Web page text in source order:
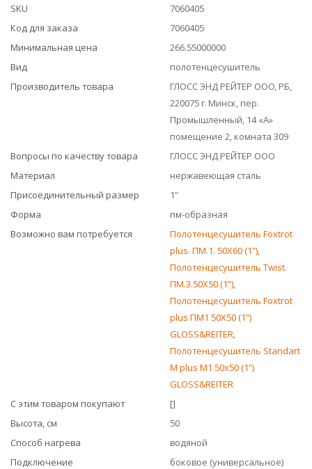
SKU
7060405
Код для заказа
7060405
Минимальная цена
266.55000000
Вид
полотенцесушитель
Производитель товара
ГЛОСС ЭНД РЕЙТЕР ООО, РБ,
220075 г. Минск, пер.
Промышленный, 14 «А»
помещение 2, комната 309
Вопросы по качеству товара
ГЛОСС ЭНД РЕЙТЕР ООО
Материал
нержавеющая сталь
Присоединительный размер
1"
Форма
пм-образная
Возможно вам потребуется
Полотенцесушитель Foxtrot
plus. ПМ.1. 50Х60 (1"),
Полотенцесушитель Twist.
ПМ.3.50Х50 (1"),
Полотенцесушитель Foxtrot
plus ПМ1 50Х50 (1")
GLOSS&REITER,
Полотенцесушитель Standart
M plus М1 50x50 (1")
GLOSS&REITER
С этим товаром покупают
[]
Высота, см
50
Способ нагрева
водяной
Подключение
боковое (универсальное)